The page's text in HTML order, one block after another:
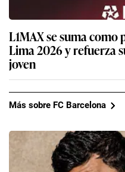
L1MAX se suma
Lima 2026 y refuerza
joven
Más sobre FC Barcelona